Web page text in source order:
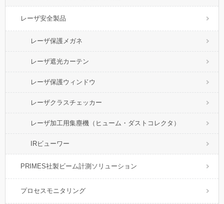
レーザ安全製品
レーザ保護メガネ
レーザ遮光カーテン
レーザ保護ウィンドウ
レーザクラスチェッカー
レーザ加工用集塵機（ヒューム・ダストコレクタ）
IRビューワー
PRIMES社製ビーム計測ソリューション
プロセスモニタリング